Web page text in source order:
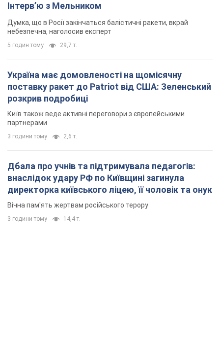
Інтерв’ю з Мельником
Думка, що в Росії закінчаться балістичні ракети, вкрай
небезпечна, наголосив експерт
5 годин тому 29,7 т.
Україна має домовленості на щомісячну
поставку ракет до Patriot від США: Зеленський
розкрив подробиці
Київ також веде активні переговори з європейськими
партнерами
3 години тому 2,6 т.
Дбала про учнів та підтримувала педагогів:
внаслідок удару РФ по Київщині загинула
директорка київського ліцею, її чоловік та онук
Вічна пам'ять жертвам російського терору
3 години тому 14,4 т.